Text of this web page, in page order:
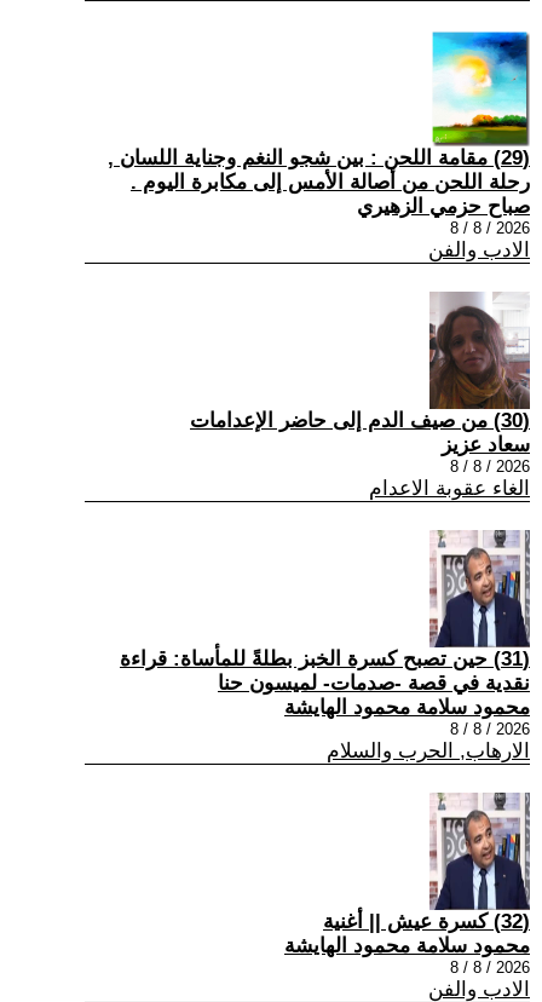
(29) مقامة اللحن : بين شجو النغم وجناية اللسان ,
رحلة اللحن من أصالة الأمس إلى مكابرة اليوم .
صباح حزمي الزهيري
2026 / 8 / 8
الادب والفن
(30) من صيف الدم إلى حاضر الإعدامات
سعاد عزيز
2026 / 8 / 8
الغاء عقوبة الاعدام
(31) حين تصبح كسرة الخبز بطلةً للمأساة: قراءة
نقدية في قصة -صدمات- لميسون حنا
محمود سلامة محمود الهايشة
2026 / 8 / 8
الارهاب, الحرب والسلام
(32) كسرة عيش || أغنية
محمود سلامة محمود الهايشة
2026 / 8 / 8
الادب والفن